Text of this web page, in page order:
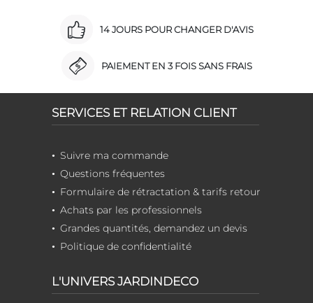
14 JOURS POUR CHANGER D'AVIS
PAIEMENT EN 3 FOIS SANS FRAIS
SERVICES ET RELATION CLIENT
Suivre ma commande
Questions fréquentes
Formulaire de rétractation & tarifs retour
Achats par les professionnels
Grandes quantités, demandez un devis
Politique de confidentialité
L'UNIVERS JARDINDECO